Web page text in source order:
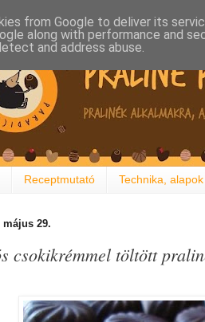
Receptmutató Technika, alapok
május 29.
csokikrémmel töltött
from Google to deliver its
along with performance and
and address abuse.